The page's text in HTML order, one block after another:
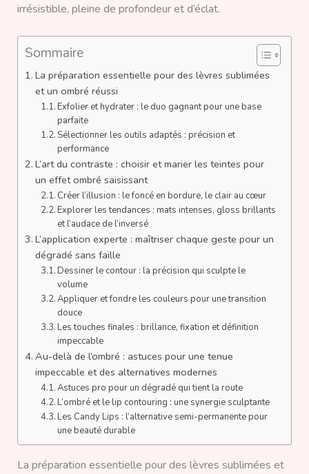
irrésistible, pleine de profondeur et d’éclat.
Sommaire
La préparation essentielle pour des lèvres sublimées
et un ombré réussi
Exfolier et hydrater : le duo gagnant pour une base
parfaite
Sélectionner les outils adaptés : précision et
performance
L’art du contraste : choisir et marier les teintes pour
un effet ombré saisissant
Créer l’illusion : le foncé en bordure, le clair au cœur
Explorer les tendances : mats intenses, gloss brillants
et l’audace de l’inversé
L’application experte : maîtriser chaque geste pour un
dégradé sans faille
Dessiner le contour : la précision qui sculpte le
volume
Appliquer et fondre les couleurs pour une transition
douce
Les touches finales : brillance, fixation et définition
impeccable
Au-delà de l’ombré : astuces pour une tenue
impeccable et des alternatives modernes
Astuces pro pour un dégradé qui tient la route
L’ombré et le lip contouring : une synergie sculptante
Les Candy Lips : l’alternative semi-permanente pour
une beauté durable
La préparation essentielle pour des lèvres sublimées et